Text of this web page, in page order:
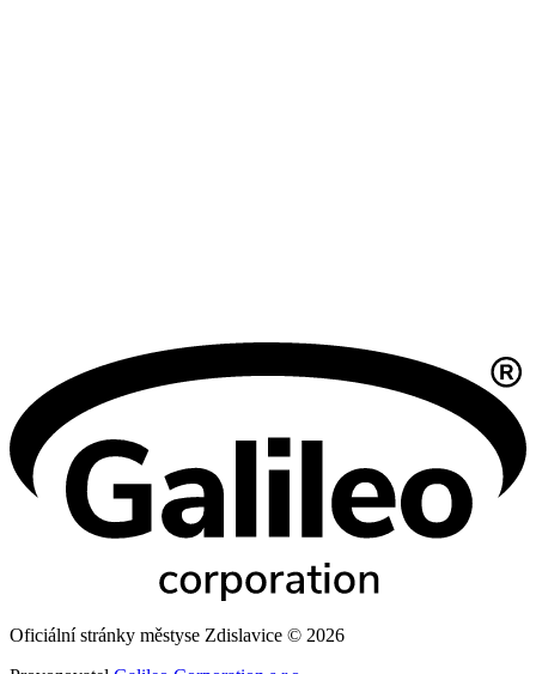
Oficiální stránky městyse Zdislavice © 2026